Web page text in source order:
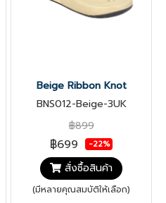
Beige Ribbon Knot
BNS012-Beige-3UK
฿899
฿699 -22%
สั่งซื้อสินค้า
(มีหลายคุณสมบัติให้เลือก)